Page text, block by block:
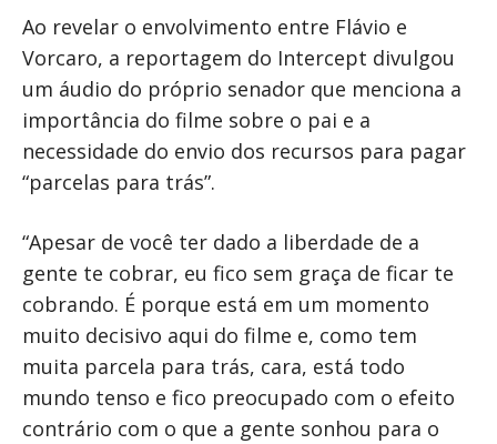
Ao revelar o envolvimento entre Flávio e
Vorcaro, a reportagem do Intercept divulgou
um áudio do próprio senador que menciona a
importância do filme sobre o pai e a
necessidade do envio dos recursos para pagar
“parcelas para trás”.
“Apesar de você ter dado a liberdade de a
gente te cobrar, eu fico sem graça de ficar te
cobrando. É porque está em um momento
muito decisivo aqui do filme e, como tem
muita parcela para trás, cara, está todo
mundo tenso e fico preocupado com o efeito
contrário com o que a gente sonhou para o